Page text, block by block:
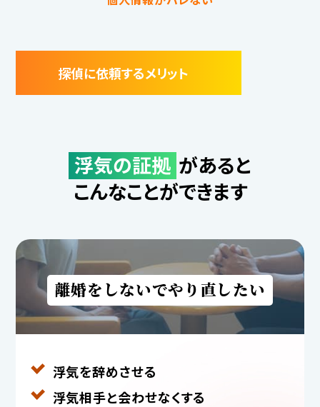
探偵に依頼するメリット
浮気の証拠 があると
こんなことができます
離婚をしないでやり直したい
浮気を辞めさせる
浮気相手と会わせなくする